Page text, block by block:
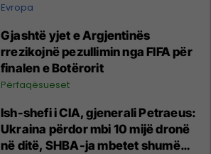
Evropa
Gjashtë yjet e Argjentinës
rrezikojnë pezullimin nga FIFA për
finalen e Botërorit
Përfaqësueset
Ish-shefi i CIA, gjenerali Petraeus:
Ukraina përdor mbi 10 mijë dronë
në ditë, SHBA-ja mbetet shumë